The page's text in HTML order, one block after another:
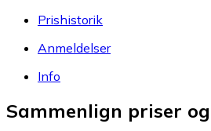
Prishistorik
Anmeldelser
Info
Sammenlign priser